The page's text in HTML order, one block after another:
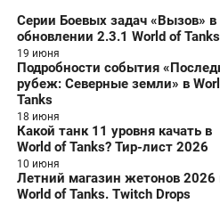
Серии Боевых задач «Вызов» в
обновлении 2.3.1 World of Tanks
19 июня
Подробности события
рубеж: Северные земли» в
Tanks
18 июня
Какой танк 11 уровня качать в
World of Tanks? Тир-лист 2026
10 июня
Летний магазин жетонов 2026
World of Tanks. Twitch Drops